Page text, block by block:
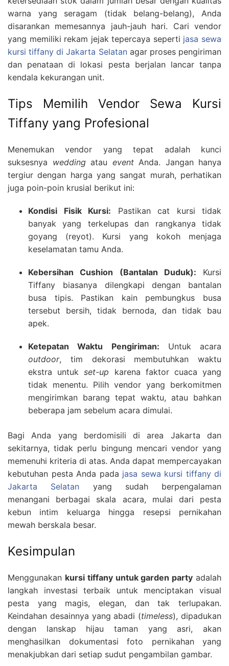
warna yang seragam (tidak belang-belang), Anda
disarankan memesannya jauh-jauh hari. Cari vendor
yang memiliki rekam jejak tepercaya seperti jasa sewa
kursi tiffany di Jakarta Selatanagar proses pengiriman
dan penataan di lokasi pesta berjalan lancar tanpa
kendala kekurangan unit.
Tips Memilih Vendor Sewa Kursi
Tiffany yang Profesional
Menemukan vendor yang tepat adalah kunci
suksesnya weddingatau eventAnda. Jangan hanya
tergiur dengan harga yang sangat murah, perhatikan
juga poin-poin krusial berikut ini:
Kondisi Fisik Kursi: Pastikan cat kursi tidak
banyak yang terkelupas dan rangkanya tidak
goyang (reyot). Kursi yang kokoh menjaga
keselamatan tamu Anda.
Kebersihan Cushion (Bantalan Duduk): Kursi
Tiffany biasanya dilengkapi dengan bantalan
busa tipis. Pastikan kain pembungkus busa
tersebut bersih, tidak bernoda, dan tidak bau
apek.
Ketepatan Waktu Pengiriman: Untuk acara
outdoor, tim dekorasi membutuhkan waktu
ekstra untukset-up karena faktor cuaca yang
tidak menentu. Pilih vendor yang berkomitmen
mengirimkan barang tepat waktu, atau bahkan
beberapa jam sebelum acara dimulai.
Bagi Anda yang berdomisili di area Jakarta dan
sekitarnya, tidak perlu bingung mencari vendor yang
memenuhi kriteria di atas. Anda dapat mempercayakan
kebutuhan pesta Anda pada jasa sewa kursi tiffany di
Jakarta Selatan yang sudah berpengalaman
menangani berbagai skala acara, mulai dari pesta
kebun intim keluarga hingga resepsi pernikahan
mewah berskala besar.
Kesimpulan
Menggunakan kursi tiffany untuk garden party adalah
langkah investasi terbaik untuk menciptakan visual
pesta yang magis, elegan, dan tak terlupakan.
Keindahan desainnya yang abadi (timeless), dipadukan
dengan lanskap hijau taman yang asri, akan
menghasilkan dokumentasi foto pernikahan yang
menakjubkan dari setiap sudut pengambilan gambar.